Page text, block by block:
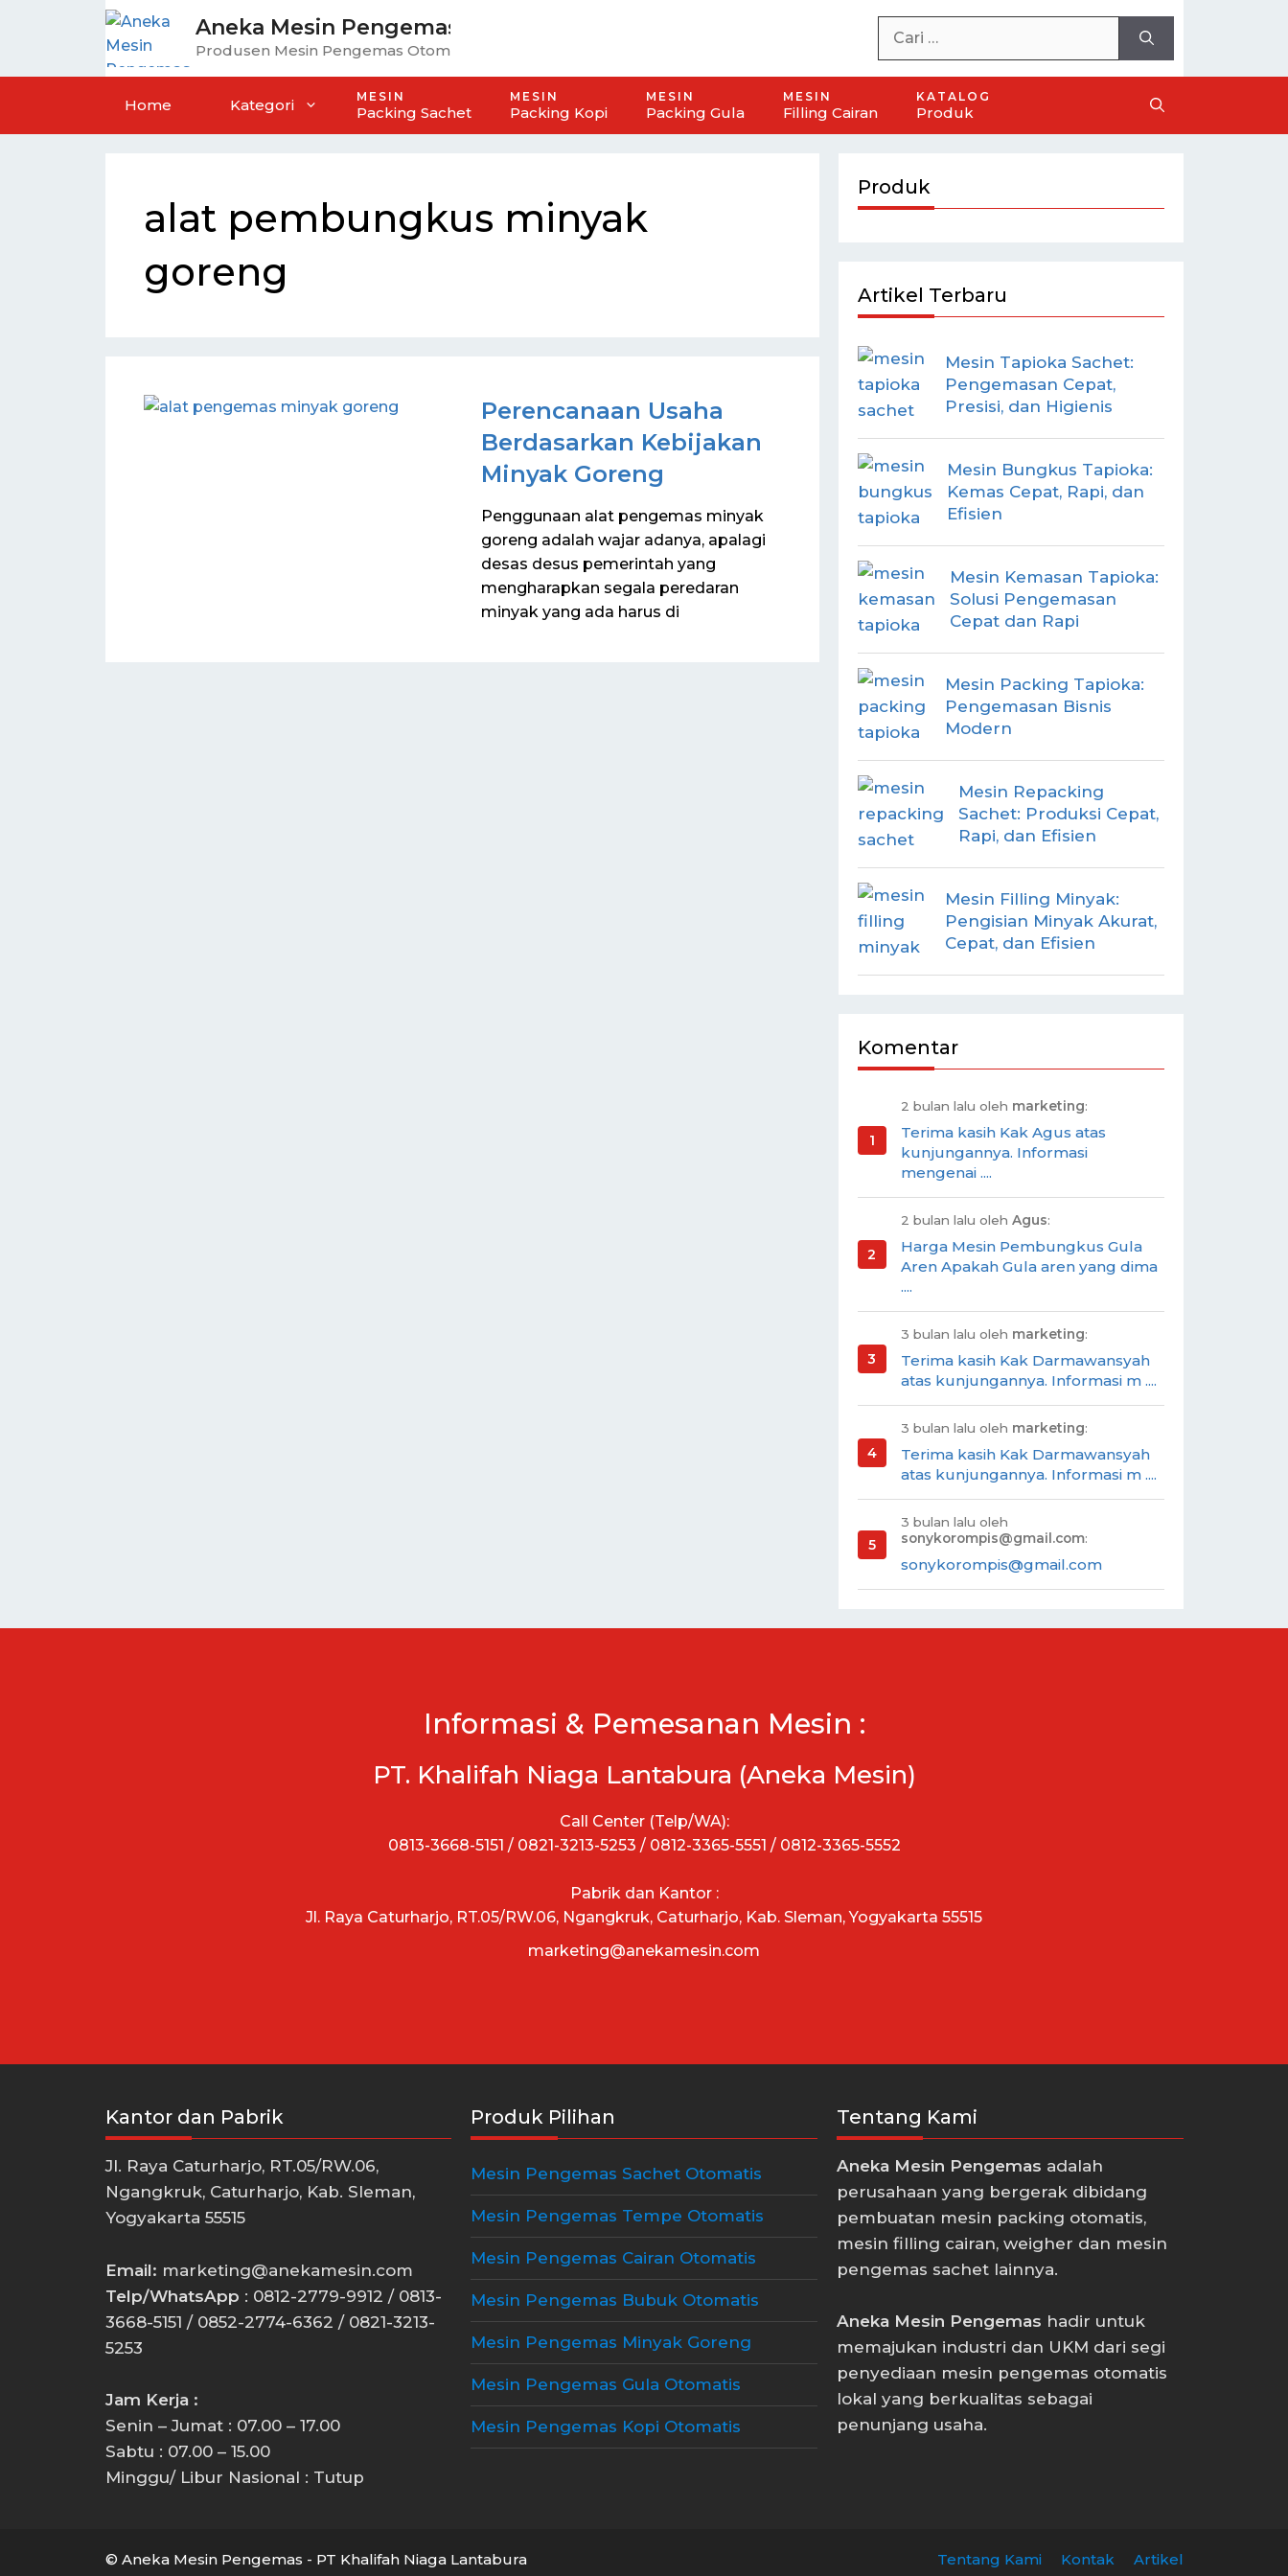
Aneka Mesin Pengemas
Produsen Mesin Pengemas Otomatis
Home Kategori MESIN
Packing Sachet
MESIN
Packing Kopi
MESIN
Packing Gula
MESIN
Filling Cairan
KATALOG
Produk
alat pembungkus minyak
goreng
Perencanaan Usaha
Berdasarkan Kebijakan
Minyak Goreng
Penggunaan alat pengemas minyak
goreng adalah wajar adanya, apalagi
desas desus pemerintah yang
mengharapkan segala peredaran
minyak yang ada harus di
Produk
Artikel Terbaru
Mesin Tapioka Sachet:
Pengemasan Cepat,
Presisi, dan Higienis
Mesin Bungkus Tapioka:
Kemas Cepat, Rapi, dan
Efisien
Mesin Kemasan Tapioka:
Solusi Pengemasan
Cepat dan Rapi
Mesin Packing Tapioka:
Pengemasan Bisnis
Modern
Mesin Repacking
Sachet: Produksi Cepat,
Rapi, dan Efisien
Mesin Filling Minyak:
Pengisian Minyak Akurat,
Cepat, dan Efisien
Komentar
2 bulan lalu oleh marketing:
Terima kasih Kak Agus atas
kunjungannya. Informasi
mengenai ....
2 bulan lalu oleh Agus:
Harga Mesin Pembungkus Gula
Aren Apakah Gula aren yang dima
....
3 bulan lalu oleh marketing:
Terima kasih Kak Darmawansyah
atas kunjungannya. Informasi m ....
3 bulan lalu oleh marketing:
Terima kasih Kak Darmawansyah
atas kunjungannya. Informasi m ....
3 bulan lalu oleh
sonykorompis@gmail.com:
sonykorompis@gmail.com
Informasi & Pemesanan Mesin :
PT. Khalifah Niaga Lantabura (Aneka Mesin)
Call Center (Telp/WA):
0813-3668-5151 / 0821-3213-5253 / 0812-3365-5551 / 0812-3365-5552
Pabrik dan Kantor :
Jl. Raya Caturharjo, RT.05/RW.06, Ngangkruk, Caturharjo, Kab. Sleman, Yogyakarta 55515
marketing@anekamesin.com
Kantor dan Pabrik
Jl. Raya Caturharjo, RT.05/RW.06,
Ngangkruk, Caturharjo, Kab. Sleman,
Yogyakarta 55515
Email: marketing@anekamesin.com
Telp/WhatsApp : 0812-2779-9912 / 0813-
3668-5151 / 0852-2774-6362 / 0821-3213-
5253
Jam Kerja :
Senin – Jumat : 07.00 – 17.00
Sabtu : 07.00 – 15.00
Minggu/ Libur Nasional : Tutup
Produk Pilihan
Mesin Pengemas Sachet Otomatis
Mesin Pengemas Tempe Otomatis
Mesin Pengemas Cairan Otomatis
Mesin Pengemas Bubuk Otomatis
Mesin Pengemas Minyak Goreng
Mesin Pengemas Gula Otomatis
Mesin Pengemas Kopi Otomatis
Tentang Kami
Aneka Mesin Pengemas adalah
perusahaan yang bergerak dibidang
pembuatan mesin packing otomatis,
mesin filling cairan, weigher dan mesin
pengemas sachet lainnya.
Aneka Mesin Pengemas hadir untuk
memajukan industri dan UKM dari segi
penyediaan mesin pengemas otomatis
lokal yang berkualitas sebagai
penunjang usaha.
Tentang Kami Kontak Artikel
© Aneka Mesin Pengemas - PT Khalifah Niaga Lantabura